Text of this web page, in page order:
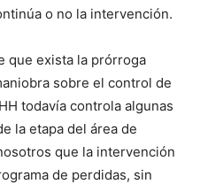
o no la intervención.
que exista la prórroga
sobre el control de
todavía controla algunas
la etapa del área de
que la intervención
de perdidas, sin